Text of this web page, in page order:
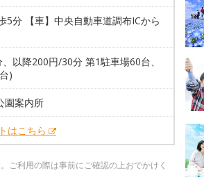
5分 【車】中央自動車道調布ICから
以降200円/30分 第1駐車場60台、
)
園案内所
はこちら
ご利用の際は事前にご確認の上おでかけく